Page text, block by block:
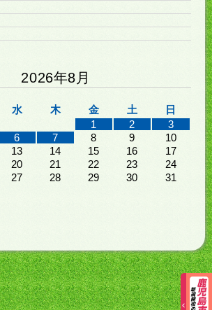
2026年8月
水 木 金 土
日
1
2
3
6 7 8 9
10
13 14 15 16
17
20 21 22 23
24
27 28 29 30 31